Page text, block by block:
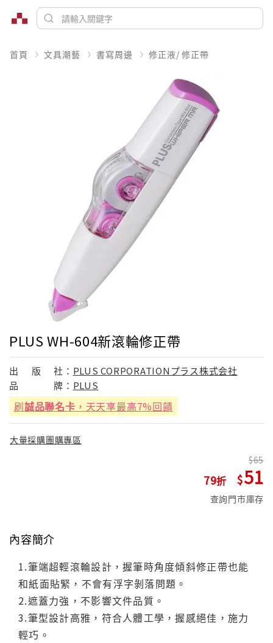
首頁 文具潮藝 書寫周邊 修正液/ 修正帶
PLUS WH-604新滾輪修正帶
出 版 社： PLUS CORPORATIONプラス株式会社
品
牌： PLUS
刷誠品聯名卡 ，天天享最高7%回饋
大量採購團購專區
79
65
51
查詢門市庫存
內容簡介
1.筆端超輕滾輪設計，握筆時角度傾斜修正帶也能
和紙面貼緊，不會有浮字剝落問題。
2.遮蓋力強，不影響文件品質。
3.筆型設計高雅，符合人體工學，握感絕佳，施力
輕巧。